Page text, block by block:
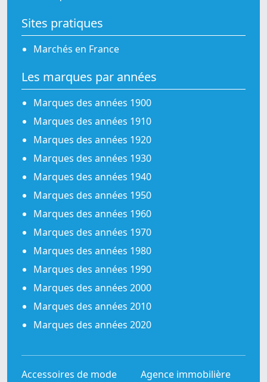
Sites pratiques
Marchés en France
Les marques par années
Marques des années 1900
Marques des années 1910
Marques des années 1920
Marques des années 1930
Marques des années 1940
Marques des années 1950
Marques des années 1960
Marques des années 1970
Marques des années 1980
Marques des années 1990
Marques des années 2000
Marques des années 2010
Marques des années 2020
Accessoires de mode
Agence immobilière